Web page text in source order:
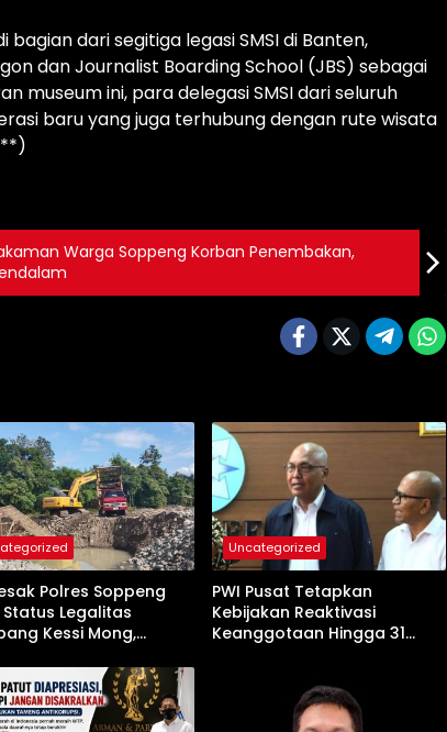
dari segitiga legasi SMSI di Banten,
dan Journalist Boarding School (JBS) sebagai
museum ini, para delegasi SMSI dari seluruh
baru yang juga terhubung dengan rute wisata
Warga Soppeng Korban Penembakan,
Polres Soppeng
Status Legalitas
Kessi Mong,
Uncategorized
PWI Pusat Tetapkan
Kebijakan Reaktivasi
Keanggotaan Hingga 31